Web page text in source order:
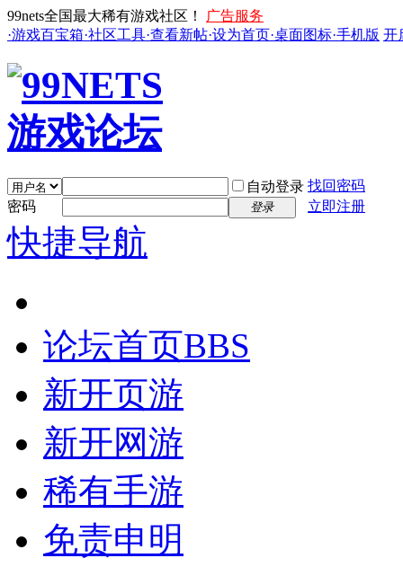
99nets全国最大稀有游戏社区！
广告服务
·游戏百宝箱·社区工具·查看新帖·设为首页·桌面图标·手机版 开
自动登录 找回密码
密码
登录 立即注册
快捷导航
论坛首页BBS
新开页游
新开网游
稀有手游
免责申明